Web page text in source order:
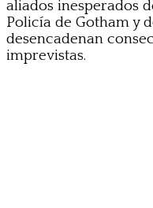
aliados inesperados
Policía de Gotham y
desencadenan
imprevistas.